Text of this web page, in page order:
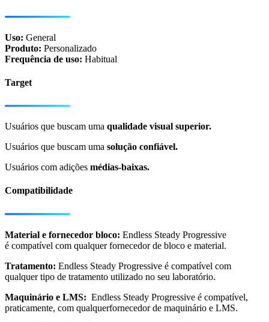
Uso: General
Produto: Personalizado
Frequência de uso: Habitual
Target
Usuários que buscam uma qualidade visual superior.
Usuários que buscam uma solução confiável.
Usuários com adições médias-baixas.
Compatibilidade
Material e fornecedor bloco​: Endless Steady Progressive
é compatível com qualquer fornecedor de bloco e material.
Tratamento: Endless Steady Progressive é compatível com
qualquer tipo de tratamento utilizado no seu laboratório.
Maquinário e LMS: Endless Steady Progressive é compatível,
praticamente, com qualquerfornecedor de maquinário e LMS.